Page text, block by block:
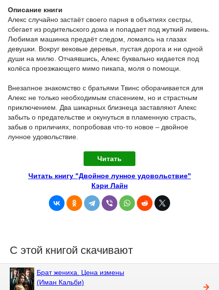
Описание книги
Алекс случайно застаёт своего парня в объятиях сестры,
сбегает из родительского дома и попадает под жуткий ливень.
Любимая машинка предаёт следом, ломаясь на глазах
девушки. Вокруг вековые деревья, пустая дорога и ни одной
души на милю. Отчаявшись, Алекс буквально кидается под
колёса проезжающего мимо пикапа, моля о помощи.
Внезапное знакомство с братьями Твинс оборачивается для
Алекс не только необходимым спасением, но и страстным
приключением. Два шикарных близнеца заставляют Алекс
забыть о предательстве и окунуться в пламенную страсть,
забыв о приличиях, попробовав что-то новое – двойное
лунное удовольствие.
Читать
Читать книгу "Двойное лунное удовольствие"
Кэри Лайн
С этой книгой скачивают
Брат жениха. Цена измены
(Иман Кальби)